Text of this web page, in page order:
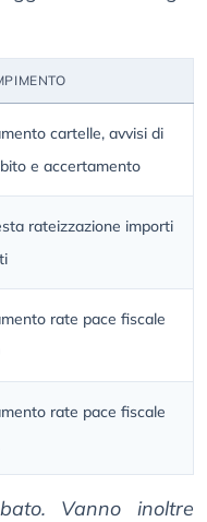
cartelle, avvisi di
e accertamento
rateizzazione importi
rate pace fiscale
rate pace fiscale
Vanno inoltre